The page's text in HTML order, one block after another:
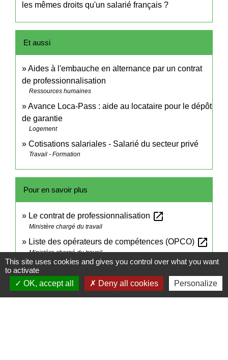
les mêmes droits qu'un salarié français ?
Et aussi
Aides à l'embauche en alternance par un contrat
de professionnalisation
Ressources humaines
Avance Loca-Pass : aide au locataire pour le dépôt
de garantie
Logement
Cotisations salariales - Salarié du secteur privé
Travail - Formation
Pour en savoir plus
Le contrat de professionnalisation open_in_new
Ministère chargé du travail
Liste des opérateurs de compétences (OPCO) open_in_new
Ministère chargé du travail
Rechercher une formation en alternance open_in_new
Ministère chargé du travail
Carte d'étudiant des métiersopen_in_new
This site uses cookies and gives you control over what you want
to activate
OK, accept all
Deny all cookies Personalize